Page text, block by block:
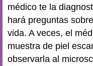
médico te la
hará preguntas
vida. A veces, el
muestra de piel
observarla al